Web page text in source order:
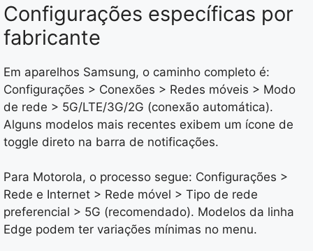
Configurações específicas por
fabricante
Em aparelhos Samsung, o caminho completo é:
Configurações > Conexões > Redes móveis > Modo
de rede > 5G/LTE/3G/2G (conexão automática).
Alguns modelos mais recentes exibem um ícone de
toggle direto na barra de notificações.
Para Motorola, o processo segue: Configurações >
Rede e Internet > Rede móvel > Tipo de rede
preferencial > 5G (recomendado). Modelos da linha
Edge podem ter variações mínimas no menu.